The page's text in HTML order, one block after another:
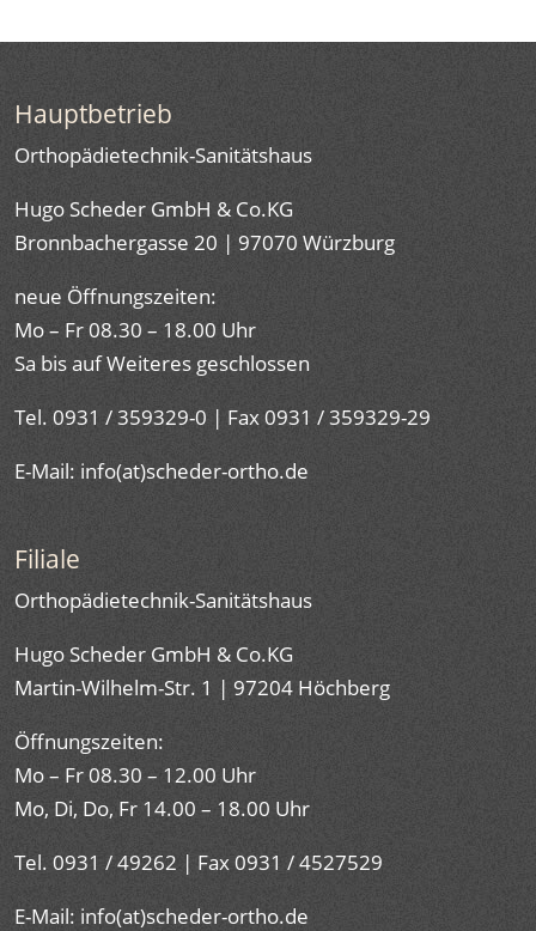
Hauptbetrieb
Orthopädietechnik-Sanitätshaus
Hugo Scheder GmbH & Co.KG
Bronnbachergasse 20 | 97070 Würzburg
neue Öffnungszeiten:
Mo – Fr 08.30 – 18.00 Uhr
Sa bis auf Weiteres geschlossen
Tel. 0931 / 359329-0 | Fax 0931 / 359329-29
E-Mail: info(at)scheder-ortho.de
Filiale
Orthopädietechnik-Sanitätshaus
Hugo Scheder GmbH & Co.KG
Martin-Wilhelm-Str. 1 | 97204 Höchberg
Öffnungszeiten:
Mo – Fr 08.30 – 12.00 Uhr
Mo, Di, Do, Fr 14.00 – 18.00 Uhr
Tel. 0931 / 49262 | Fax 0931 / 4527529
E-Mail: info(at)scheder-ortho.de